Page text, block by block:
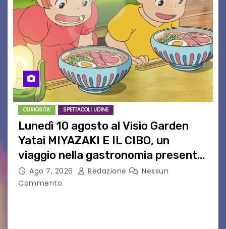
CURIOSITA' SPETTACOLI UDINE
Lunedì 10 agosto al Visio Garden
Yatai MIYAZAKI E IL CIBO, un
viaggio nella gastronomia presente
nei film di Hayao Miyazaki!
Ago 7, 2026 Redazione
Nessun
Commento